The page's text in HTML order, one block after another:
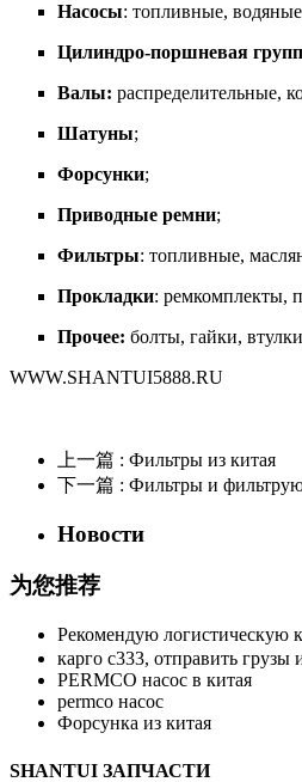
Насосы: топливные,
Цилиндро-поршневая
Валы: распределительные,
Шатуны;
Форсунки;
Приводные ремни;
Фильтры: топливные,
Прокладки: ремкомплекты,
Прочее: болты, гайки,
WWW.SHANTUI5888.RU
上一篇 : Фильтры из китая
下一篇 : Фильтры и
Новости
为您推荐
Рекомендую логистическую
карго с333, отправить грузы
PERMCO насос в китая
permco насос
Форсунка из китая
SHANTUI ЗАПЧАСТИ